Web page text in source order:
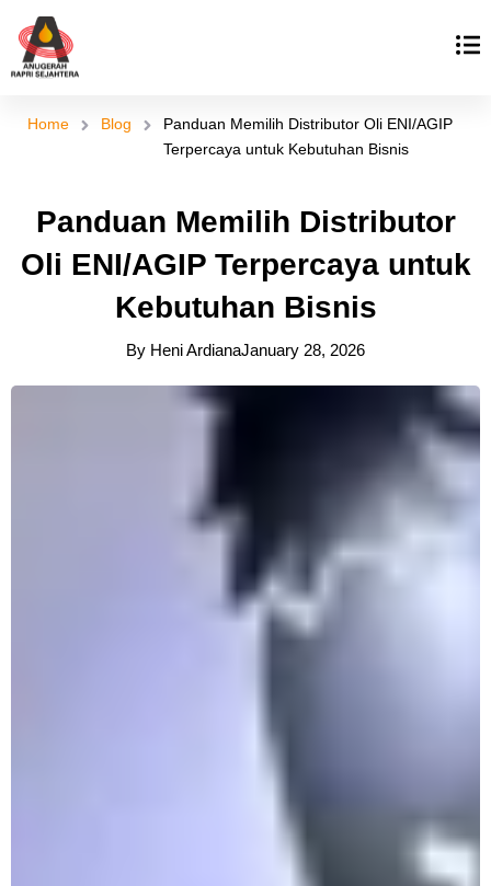
content
Home Blog
Panduan Memilih Distributor Oli ENI/AGIP
Terpercaya untuk Kebutuhan Bisnis
Panduan Memilih Distributor
Oli ENI/AGIP Terpercaya untuk
Kebutuhan Bisnis
By Heni ArdianaJanuary 28, 2026